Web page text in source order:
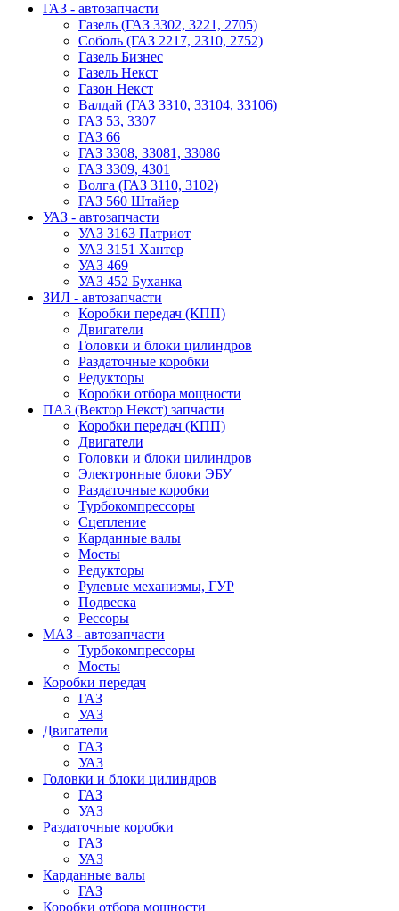
ГАЗ - автозапчасти
Газель (ГАЗ 3302, 3221, 2705)
Соболь (ГАЗ 2217, 2310, 2752)
Газель Бизнес
Газель Некст
Газон Некст
Валдай (ГАЗ 3310, 33104, 33106)
ГАЗ 53, 3307
ГАЗ 66
ГАЗ 3308, 33081, 33086
ГАЗ 3309, 4301
Волга (ГАЗ 3110, 3102)
ГАЗ 560 Штайер
УАЗ - автозапчасти
УАЗ 3163 Патриот
УАЗ 3151 Хантер
УАЗ 469
УАЗ 452 Буханка
ЗИЛ - автозапчасти
Коробки передач (КПП)
Двигатели
Головки и блоки цилиндров
Раздаточные коробки
Редукторы
Коробки отбора мощности
ПАЗ (Вектор Некст) запчасти
Коробки передач (КПП)
Двигатели
Головки и блоки цилиндров
Электронные блоки ЭБУ
Раздаточные коробки
Турбокомпрессоры
Сцепление
Карданные валы
Мосты
Редукторы
Рулевые механизмы, ГУР
Подвеска
Рессоры
МАЗ - автозапчасти
Турбокомпрессоры
Мосты
Коробки передач
ГАЗ
УАЗ
Двигатели
ГАЗ
УАЗ
Головки и блоки цилиндров
ГАЗ
УАЗ
Раздаточные коробки
ГАЗ
УАЗ
Карданные валы
ГАЗ
Коробки отбора мощности